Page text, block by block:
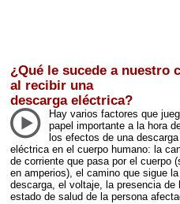
¿Qué le sucede a nuestro
al recibir una
descarga eléctrica?
Hay varios factores que
papel importante a la hora
los efectos de una descarga
eléctrica en el cuerpo humano: la
de corriente que pasa por el cuerpo
en amperios), el camino que sigue
descarga, el voltaje, la presencia de
estado de salud de la persona